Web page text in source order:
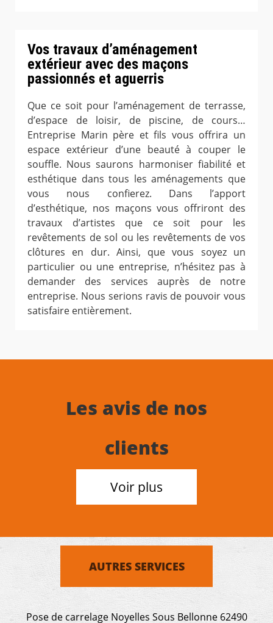
Vos travaux d’aménagement
extérieur avec des maçons
passionnés et aguerris
Que ce soit pour l’aménagement de terrasse,
d’espace de loisir, de piscine, de cours…
Entreprise Marin père et fils vous offrira un
espace extérieur d’une beauté à couper le
souffle. Nous saurons harmoniser fiabilité et
esthétique dans tous les aménagements que
vous nous confierez. Dans l’apport
d’esthétique, nos maçons vous offriront des
travaux d’artistes que ce soit pour les
revêtements de sol ou les revêtements de vos
clôtures en dur. Ainsi, que vous soyez un
particulier ou une entreprise, n’hésitez pas à
demander des services auprès de notre
entreprise. Nous serions ravis de pouvoir vous
satisfaire entièrement.
Les avis de nos
clients
Voir plus
AUTRES SERVICES
Pose de carrelage Noyelles Sous Bellonne 62490